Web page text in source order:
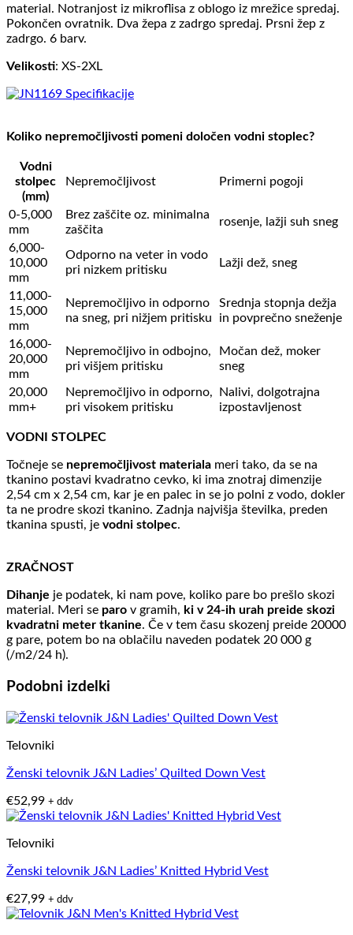
material. Notranjost iz mikroflisa z oblogo iz mrežice spredaj.
Pokončen ovratnik. Dva žepa z zadrgo spredaj. Prsni žep z
zadrgo. 6 barv.
Velikosti: XS-2XL
Koliko nepremočljivosti pomeni določen vodni stoplec?
Vodni
stolpec
(mm)
Nepremočljivost Primerni pogoji
0-5,000
mm
Brez zaščite oz. minimalna
zaščita
rosenje, lažji suh sneg
6,000-
10,000
mm
Odporno na veter in vodo
pri nizkem pritisku
Lažji dež, sneg
11,000-
15,000
mm
Nepremočljivo in odporno
na sneg, pri nižjem pritisku
Srednja stopnja dežja
in povprečno sneženje
16,000-
20,000
mm
Nepremočljivo in odbojno,
pri višjem pritisku
Močan dež, moker
sneg
20,000
mm+
Nepremočljivo in odporno,
pri visokem pritisku
Nalivi, dolgotrajna
izpostavljenost
VODNI STOLPEC
Točneje se nepremočljivost materiala meri tako, da se na
tkanino postavi kvadratno cevko, ki ima znotraj dimenzije
2,54 cm x 2,54 cm, kar je en palec in se jo polni z vodo, dokler
ta ne prodre skozi tkanino. Zadnja najvišja številka, preden
tkanina spusti, je vodni stolpec.
ZRAČNOST
Dihanje je podatek, ki nam pove, koliko pare bo prešlo skozi
material. Meri se paro v gramih, ki v 24-ih urah preide skozi
kvadratni meter tkanine. Če v tem času skozenj preide 20000
g pare, potem bo na oblačilu naveden podatek 20 000 g
(/m2/24 h).
Podobni izdelki
Telovniki
Ženski telovnik J&N Ladies’ Quilted Down Vest
€52,99 + ddv
Telovniki
Ženski telovnik J&N Ladies’ Knitted Hybrid Vest
€27,99 + ddv